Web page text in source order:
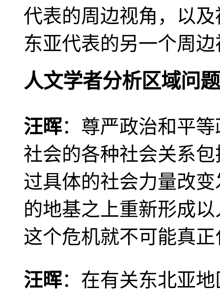
代表的周边视角，以
东亚代表的另一个周
人文学者分析区域问题
汪晖：尊严政治和平
社会的各种社会关系
过具体的社会力量改
的地基之上重新形成
这个危机就不可能真
汪晖：在有关东北亚